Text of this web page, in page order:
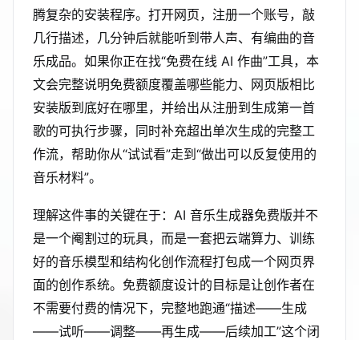
腾复杂的安装程序。打开网页，注册一个账号，敲
几行描述，几分钟后就能听到带人声、有编曲的音
乐成品。如果你正在找“免费在线 AI 作曲”工具，本
文会完整说明免费额度覆盖哪些能力、网页版相比
安装版到底好在哪里，并给出从注册到生成第一首
歌的可执行步骤，同时补充超出单次生成的完整工
作流，帮助你从“试试看”走到“做出可以反复使用的
音乐材料”。
理解这件事的关键在于：AI 音乐生成器免费版并不
是一个阉割过的玩具，而是一套把云端算力、训练
好的音乐模型和结构化创作流程打包成一个网页界
面的创作系统。免费额度设计的目标是让创作者在
不需要付费的情况下，完整地跑通“描述——生成
——试听——调整——再生成——后续加工”这个闭